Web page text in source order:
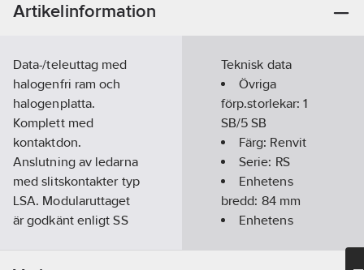
Artikelinformation
Data-/teleuttag med
halogenfri ram och
halogenplatta.
Komplett med
kontaktdon.
Anslutning av ledarna
med slitskontakter typ
LSA. Modularuttaget
är godkänt enligt SS
Teknisk data
Övriga
förp.storlekar:1
SB/5 SB
Färg: Renvit
Serie: RS
Enhetens
bredd: 84mm
Enhetens